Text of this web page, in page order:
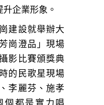
企業形象。
建設就舉辦大
崗澄品」現場
影比賽頒獎典
的民歌星現場
李麗芬、施孝
個都是實力唱